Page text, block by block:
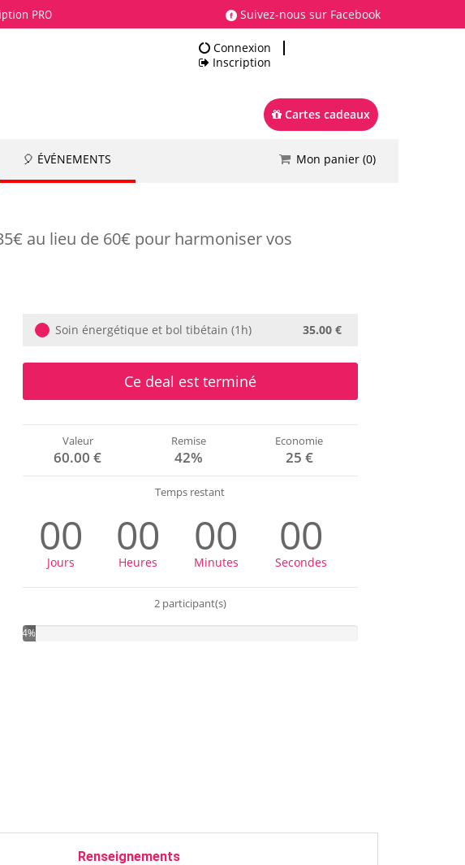
Suivez-nous sur Facebook
PRO
Connexion
Inscription
Cartes cadeaux
🎈 ÉVÉNEMENTS Mon panier (0)
Commander
au lieu de 60€ pour harmoniser vos
Soin énergétique et bol tibétain (1h) 35.00 €
Ce deal est terminé
Valeur
60.00 €
Remise
42%
Economie
25 €
Temps restant
00
Jours
00
Heures
00
Minutes
00
Secondes
2 participant(s)
4%
Renseignements